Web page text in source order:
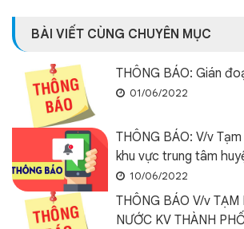
BÀI VIẾT CÙNG CHUYÊN MỤC
THÔNG BÁO: Gián
01/06/2022
THÔNG BÁO: V/v
khu vực trung tâm
10/06/2022
THÔNG BÁO V/v TẠM
NƯỚC KV THÀNH